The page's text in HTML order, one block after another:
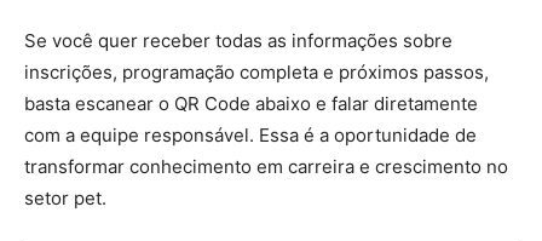
Se você quer receber todas as informações sobre
inscrições, programação completa e próximos passos,
basta escanear o QR Code abaixo e falar diretamente
com a equipe responsável. Essa é a oportunidade de
transformar conhecimento em carreira e crescimento no
setor pet.